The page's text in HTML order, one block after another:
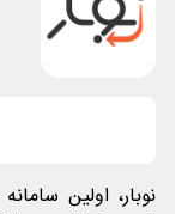
نوبار، اولین